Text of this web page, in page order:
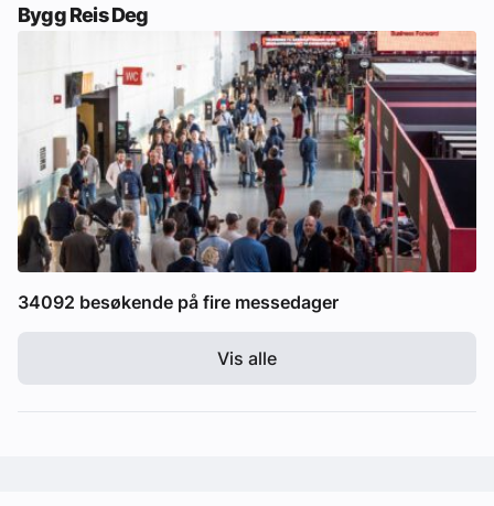
Bygg Reis Deg
34092 besøkende på fire messedager
Vis alle